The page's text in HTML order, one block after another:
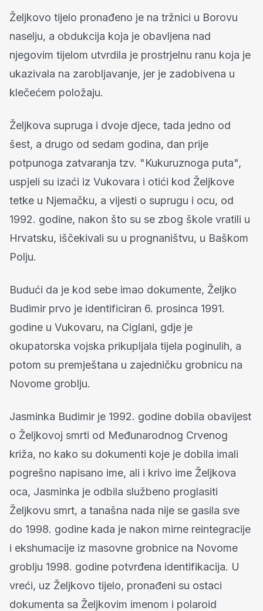
Željkovo tijelo pronađeno je na tržnici u Borovu
naselju, a obdukcija koja je obavljena nad
njegovim tijelom utvrdila je prostrjelnu ranu koja je
ukazivala na zarobljavanje, jer je zadobivena u
klečećem položaju.
Željkova supruga i dvoje djece, tada jedno od
šest, a drugo od sedam godina, dan prije
potpunoga zatvaranja tzv. "Kukuruznoga puta",
uspjeli su izaći iz Vukovara i otići kod Željkove
tetke u Njemačku, a vijesti o suprugu i ocu, od
1992. godine, nakon što su se zbog škole vratili u
Hrvatsku, iščekivali su u prognaništvu, u Baškom
Polju.
Budući da je kod sebe imao dokumente, Željko
Budimir prvo je identificiran 6. prosinca 1991.
godine u Vukovaru, na Ciglani, gdje je
okupatorska vojska prikupljala tijela poginulih, a
potom su premještana u zajedničku grobnicu na
Novome groblju.
Jasminka Budimir je 1992. godine dobila obavijest
o Željkovoj smrti od Međunarodnog Crvenog
križa, no kako su dokumenti koje je dobila imali
pogrešno napisano ime, ali i krivo ime Željkova
oca, Jasminka je odbila službeno proglasiti
Željkovu smrt, a tanašna nada nije se gasila sve
do 1998. godine kada je nakon mirne reintegracije
i ekshumacije iz masovne grobnice na Novome
groblju 1998. godine potvrđena identifikacija. U
vreći, uz Željkovo tijelo, pronađeni su ostaci
dokumenta sa Željkovim imenom i polaroid